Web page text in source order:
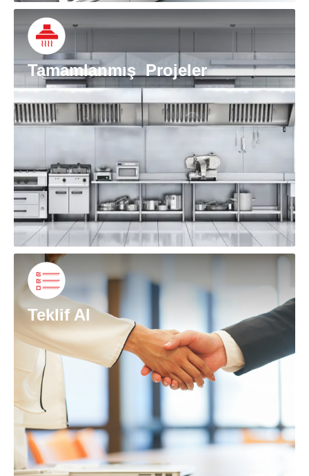
Tamamlanmış Projeler
Teklif Al